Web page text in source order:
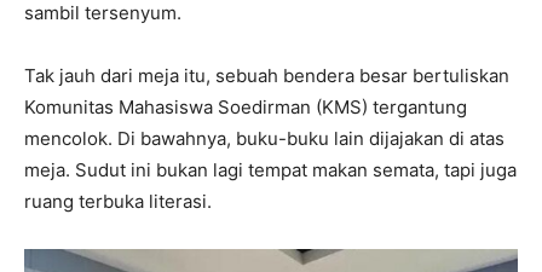
sambil tersenyum.
Tak jauh dari meja itu, sebuah bendera besar bertuliskan
Komunitas Mahasiswa Soedirman (KMS) tergantung
mencolok. Di bawahnya, buku-buku lain dijajakan di atas
meja. Sudut ini bukan lagi tempat makan semata, tapi juga
ruang terbuka literasi.